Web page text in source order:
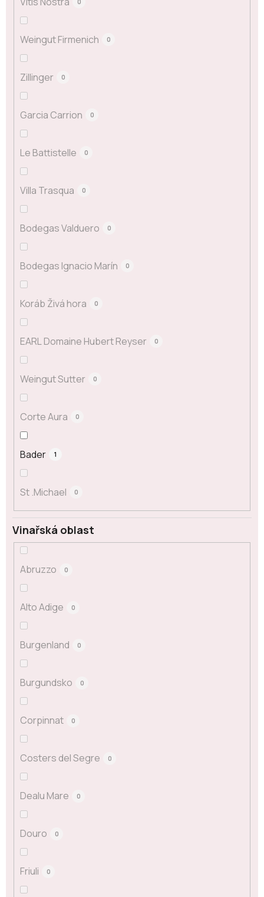
0
Weingut Firmenich 0
Zillinger 0
Garcia Carrion 0
Le Battistelle 0
Villa Trasqua 0
Bodegas Valduero 0
Bodegas Ignacio Marín 0
Koráb Živá hora 0
EARL Domaine Hubert Reyser 0
Weingut Sutter 0
Corte Aura 0
Bader 1
St .Michael 0
Vinařská oblast
Abruzzo 0
Alto Adige 0
Burgenland 0
Burgundsko 0
Corpinnat 0
Costers del Segre 0
Dealu Mare 0
Douro 0
Friuli 0